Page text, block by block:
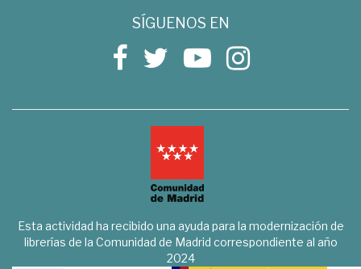
SÍGUENOS EN
Esta actividad ha recibido una ayuda para la modernización de
librerías de la Comunidad de Madrid correspondiente al año
2024